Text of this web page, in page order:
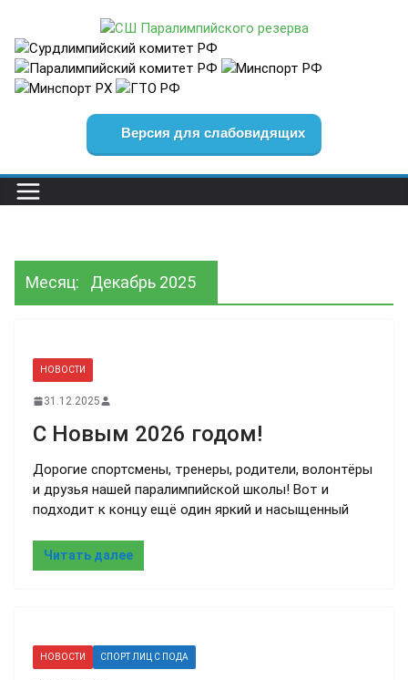
содержимому
Версия для слабовидящих
Месяц: Декабрь 2025
НОВОСТИ
31.12.2025
С Новым 2026 годом!
Дорогие спортсмены, тренеры, родители, волонтёры
и друзья нашей паралимпийской школы! Вот и
подходит к концу ещё один яркий и насыщенный
Читать далее
НОВОСТИ СПОРТ ЛИЦ С ПОДА